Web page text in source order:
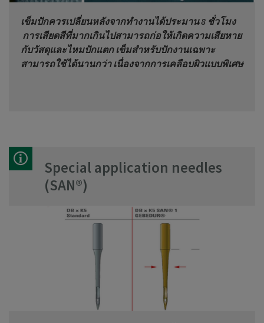
เข็มปักควรเปลี่ยนหลังจากทำงานได้ประมาน 8 ชั่วโมง
การเสียดสีที่มากเกินไปสามารถก่อให้เกิดความเสียหาย
กับวัสดุและไหมปักแตก เข็มสำหรับปักงานเฉพาะ
สามารถใช้ได้นานกว่า เนื่องจากการเคลือบผิวแบบพิเศษ
Special application needles
(SAN®)